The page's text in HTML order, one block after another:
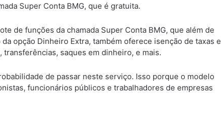
Super Conta BMG, que é gratuita.
de funções da chamada Super Conta BMG, que além de
opção Dinheiro Extra, também oferece isenção de taxas e
saques em dinheiro, e mais.
de passar neste serviço. Isso porque o modelo
funcionários públicos e trabalhadores de empresas